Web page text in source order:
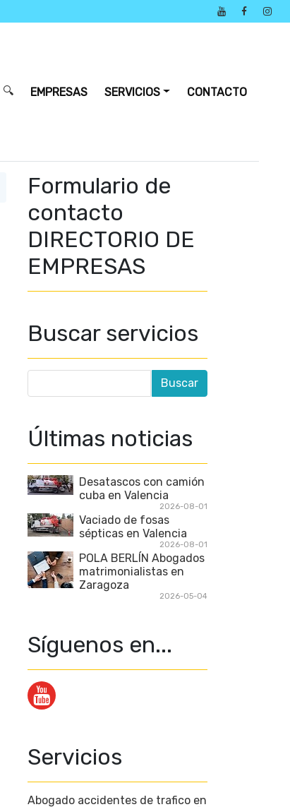
🔍 EMPRESAS SERVICIOS CONTACTO
Formulario de
contacto
DIRECTORIO DE
EMPRESAS
Buscar servicios
Últimas noticias
Desatascos con camión
cuba en Valencia
2026-08-01
Vaciado de fosas
sépticas en Valencia
2026-08-01
POLA BERLÍN Abogados
matrimonialistas en
Zaragoza
2026-05-04
Síguenos en...
Servicios
Abogado accidentes de trafico en